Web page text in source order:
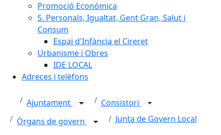
Promoció Econòmica
S. Personals, Igualtat, Gent Gran, Salut i
Consum
Espai d'Infància el Cireret
Urbanisme i Obres
IDE LOCAL
Adreces i telèfons
Ajuntament
Consistori
Òrgans de govern
Junta de Govern Local